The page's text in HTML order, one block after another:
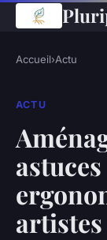
Accueil›Actu
ACTU